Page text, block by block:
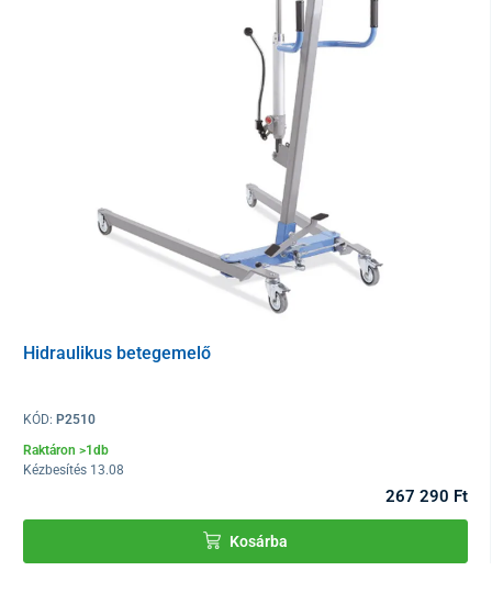
B
Univerzális
80
cm
Hidraulikus betegemelő
KÓD: P2510
Raktáron >1db
Kézbesítés 13.08
267 290 Ft
Kosárba